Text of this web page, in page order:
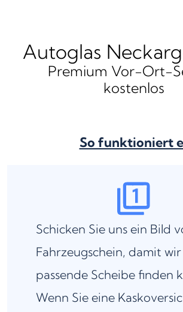
Autoglas
Premium Vor-Ort-
kostenlos
So funktioniert
Schicken Sie uns ein Bild
Fahrzeugschein, damit
passende Scheibe finden
Wenn Sie eine